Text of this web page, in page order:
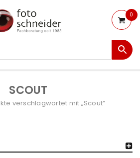
0
SCOUT
verschlagwortet mit „Scout“